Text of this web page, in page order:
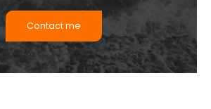
Contact me